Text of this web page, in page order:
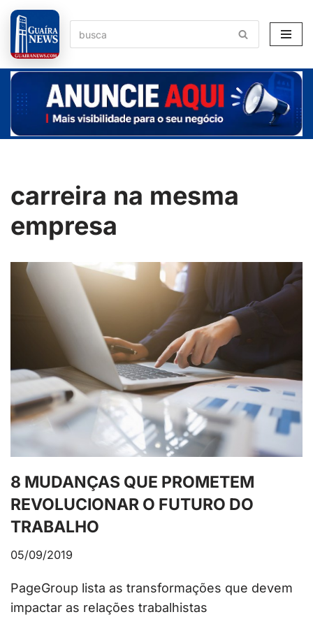
Pular
para
o
conteúdo
carreira na mesma
empresa
8 MUDANÇAS QUE PROMETEM
REVOLUCIONAR O FUTURO DO
TRABALHO
05/09/2019
PageGroup lista as transformações que devem
impactar as relações trabalhistas